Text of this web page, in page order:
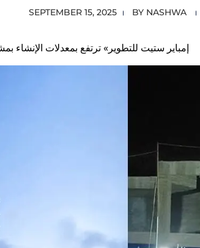
SEPTEMBER 15, 2025 BY NASHWA
«إمباير ستيت للتطوير» ترتفع بمعدلات الإنشاء